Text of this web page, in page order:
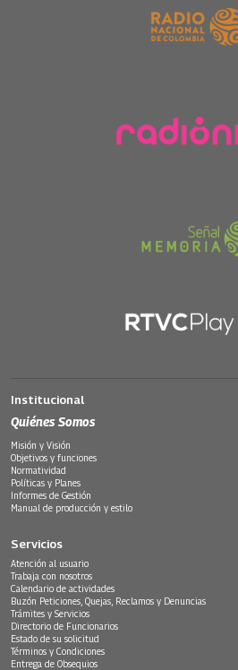
Institucional
Quiénes Somos
Misión y Visión
Objetivos y funciones
Normatividad
Políticas y Planes
Informes de Gestión
Manual de producción y estilo
Servicios
Atención al usuario
Trabaja con nosotros
Calendario de actividades
Buzón Peticiones, Quejas, Reclamos y Denuncias
Trámites y Servicios
Directorio de Funcionarios
Estado de su solicitud
Términos y Condiciones
Entrega de Obsequios